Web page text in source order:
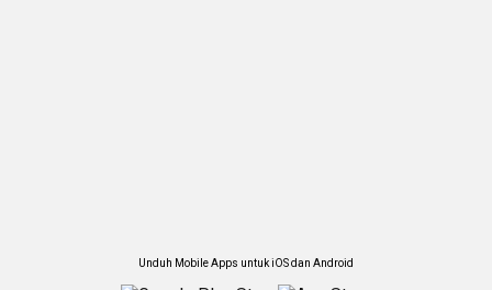
Unduh Mobile Apps untuk iOS dan Android